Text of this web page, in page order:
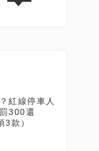
紅線停車人
300還
款）